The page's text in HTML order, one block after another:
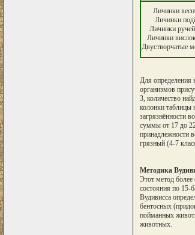
Личинки
Личинки
Личинки
Личинки
Двустворчатые
Для определения
организмов
3, количество
колонки таблицы
загрязнённости
суммы от 17 до 22
принадлежности
грязный (4-7
Методика
Этот метод более
состояния по 15-
Вудивисса
бентосных
пойманных
животных.